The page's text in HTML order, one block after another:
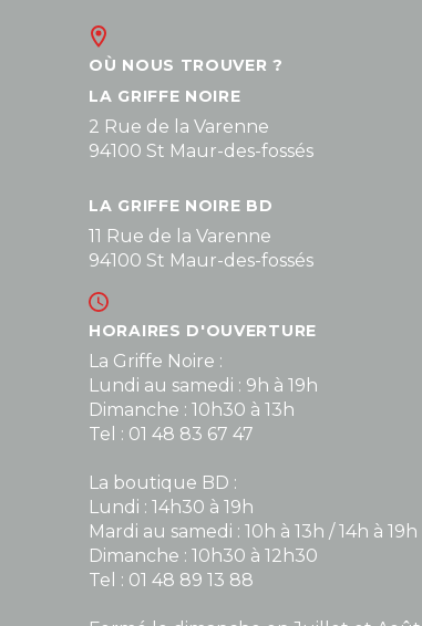
OÙ NOUS TROUVER ?
LA GRIFFE NOIRE
2 Rue de la Varenne
94100 St Maur-des-fossés
LA GRIFFE NOIRE BD
11 Rue de la Varenne
94100 St Maur-des-fossés
HORAIRES D'OUVERTURE
La Griffe Noire :
Lundi au samedi : 9h à 19h
Dimanche : 10h30 à 13h
Tel : 01 48 83 67 47
La boutique BD :
Lundi : 14h30 à 19h
Mardi au samedi : 10h à 13h / 14h à 19h
Dimanche : 10h30 à 12h30
Tel : 01 48 89 13 88